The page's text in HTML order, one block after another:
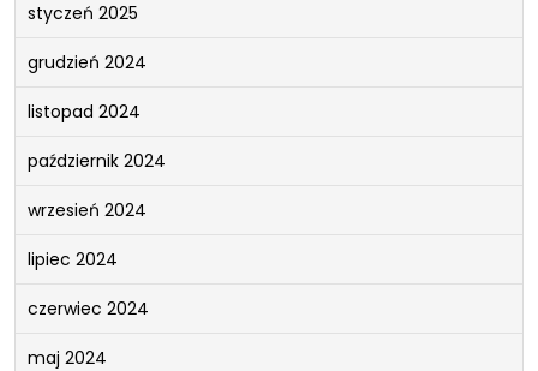
styczeń 2025
grudzień 2024
listopad 2024
październik 2024
wrzesień 2024
lipiec 2024
czerwiec 2024
maj 2024